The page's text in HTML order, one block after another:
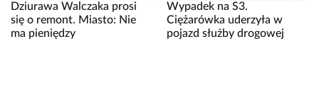
Dziurawa Walczaka prosi
się o remont. Miasto: Nie
ma pieniędzy
Wypadek na S3.
Ciężarówka uderzyła w
pojazd służby drogowej